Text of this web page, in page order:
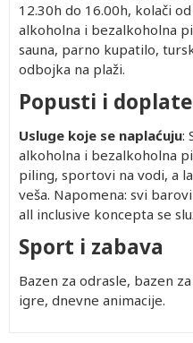
12.30h do 16.00h, kolači
alkoholna i bezalkoholna
sauna, parno kupatilo,
odbojka na plaži.
Popusti i doplate
Usluge koje se naplaćuju:
alkoholna i bezalkoholna
piling, sportovi na vodi, a
veša. Napomena: svi
all inclusive koncepta se
Sport i zabava
Bazen za odrasle, bazen
igre, dnevne animacije.